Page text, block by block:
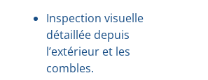
Inspection visuelle
détaillée depuis
l’extérieur et les
combles.